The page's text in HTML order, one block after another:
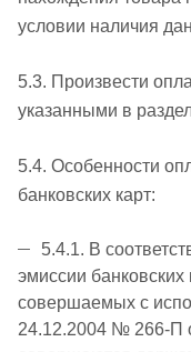
условии наличия
5.3. Произвести
указанными в
5.4. Особенности
банковских карт:
5.4.1. В
эмиссии банковских
совершаемых с
24.12.2004 № 266-П